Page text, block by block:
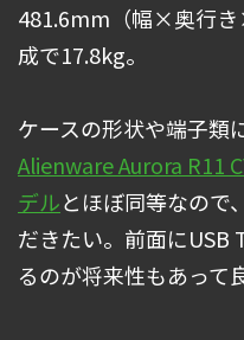
481.6mm（幅×奥行
成で17.8kg。
ケースの形状や端子類
Alienware Aurora R11
デルとほぼ同等なので
だきたい。前面にUSB
るのが将来性もあって